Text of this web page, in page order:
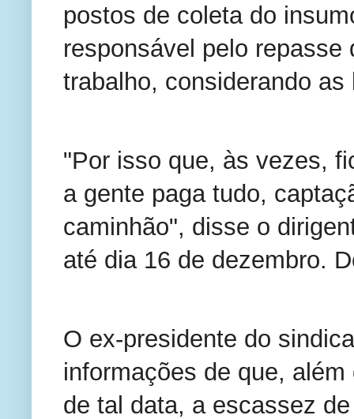
postos de coleta do
responsável pelo
trabalho, considerando
"Por isso que, às vezes,
a gente paga tudo,
caminhão", disse o
até dia 16 de dezembro.
O ex-presidente do
informações de que,
de tal data, a escassez